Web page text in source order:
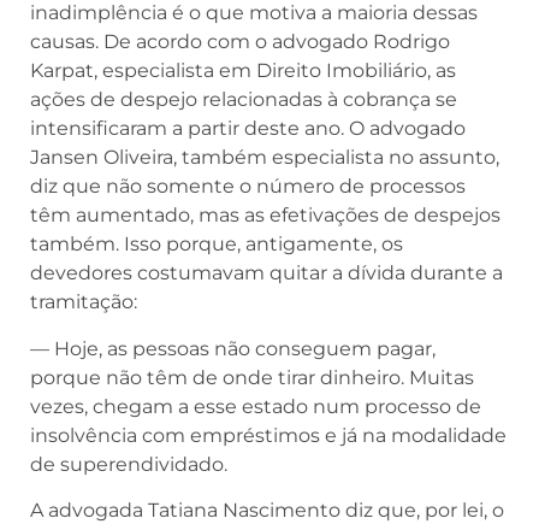
inadimplência é o que motiva a maioria dessas
causas. De acordo com o advogado Rodrigo
Karpat, especialista em Direito Imobiliário, as
ações de despejo relacionadas à cobrança se
intensificaram a partir deste ano. O advogado
Jansen Oliveira, também especialista no assunto,
diz que não somente o número de processos
têm aumentado, mas as efetivações de despejos
também. Isso porque, antigamente, os
devedores costumavam quitar a dívida durante a
tramitação:
— Hoje, as pessoas não conseguem pagar,
porque não têm de onde tirar dinheiro. Muitas
vezes, chegam a esse estado num processo de
insolvência com empréstimos e já na modalidade
de superendividado.
A advogada Tatiana Nascimento diz que, por lei, o